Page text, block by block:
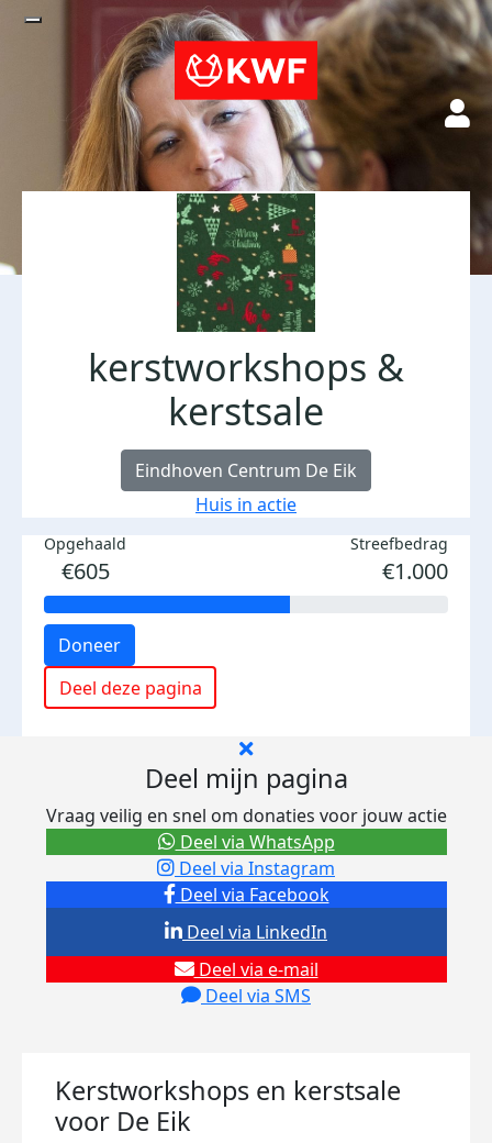
kerstworkshops &
kerstsale
Eindhoven Centrum De Eik
Huis in actie
Opgehaald
€605
Streefbedrag
€1.000
Doneer
Deel deze pagina
Deel mijn pagina
Vraag veilig en snel om donaties voor jouw actie
Deel via Facebook
Deel via Instagram
Deel via e-mail
Deel via SMS
Deel via LinkedIn
Deel via WhatsApp
Kerstworkshops en kerstsale
voor De Eik